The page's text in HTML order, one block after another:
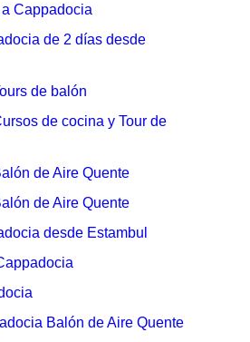
Cappadocia
de 2 días desde
de balón
de cocina y Tour de
de Aire Quente
de Aire Quente
desde Estambul
Balón de Aire Quente